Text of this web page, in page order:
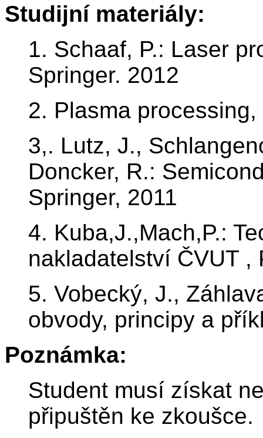
Studijní materiály:
1. Schaaf, P.: Laser
Springer. 2012
2. Plasma
3,. Lutz, J.,
Doncker, R.:
Springer, 2011
4. Kuba,J.,Mach,P.:
nakladatelství ČVUT ,
5. Vobecký, J.,
obvody, principy a
Poznámka:
Student musí získat
připuštěn ke zkoušce.